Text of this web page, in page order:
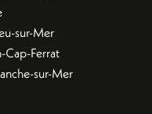
sur-Mer
Cap-Ferrat
sur-Mer